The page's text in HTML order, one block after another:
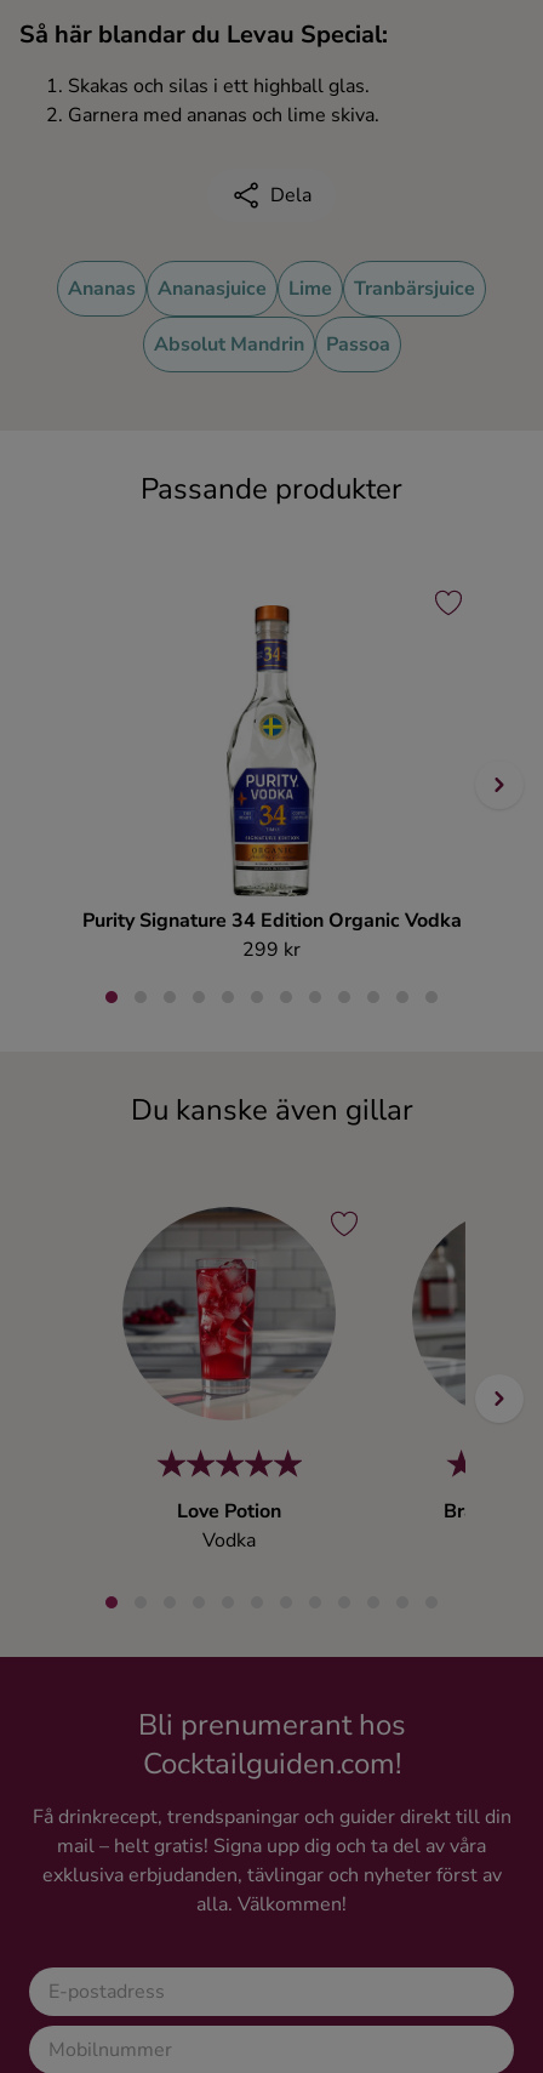
Så här blandar du Levau Special:
Skakas och silas i ett highball glas.
Garnera med ananas och lime skiva.
Dela
Ananas Ananasjuice Lime Tranbärsjuice
Absolut Mandrin Passoa
Passande produkter
Purity Signature 34 Edition Organic Vodka
299 kr
Du kanske även gillar
Love Potion
Vodka
Bratz on
Bli prenumerant hos
Cocktailguiden.com!
Få drinkrecept, trendspaningar och guider direkt till din
mail – helt gratis! Signa upp dig och ta del av våra
exklusiva erbjudanden, tävlingar och nyheter först av
alla. Välkommen!